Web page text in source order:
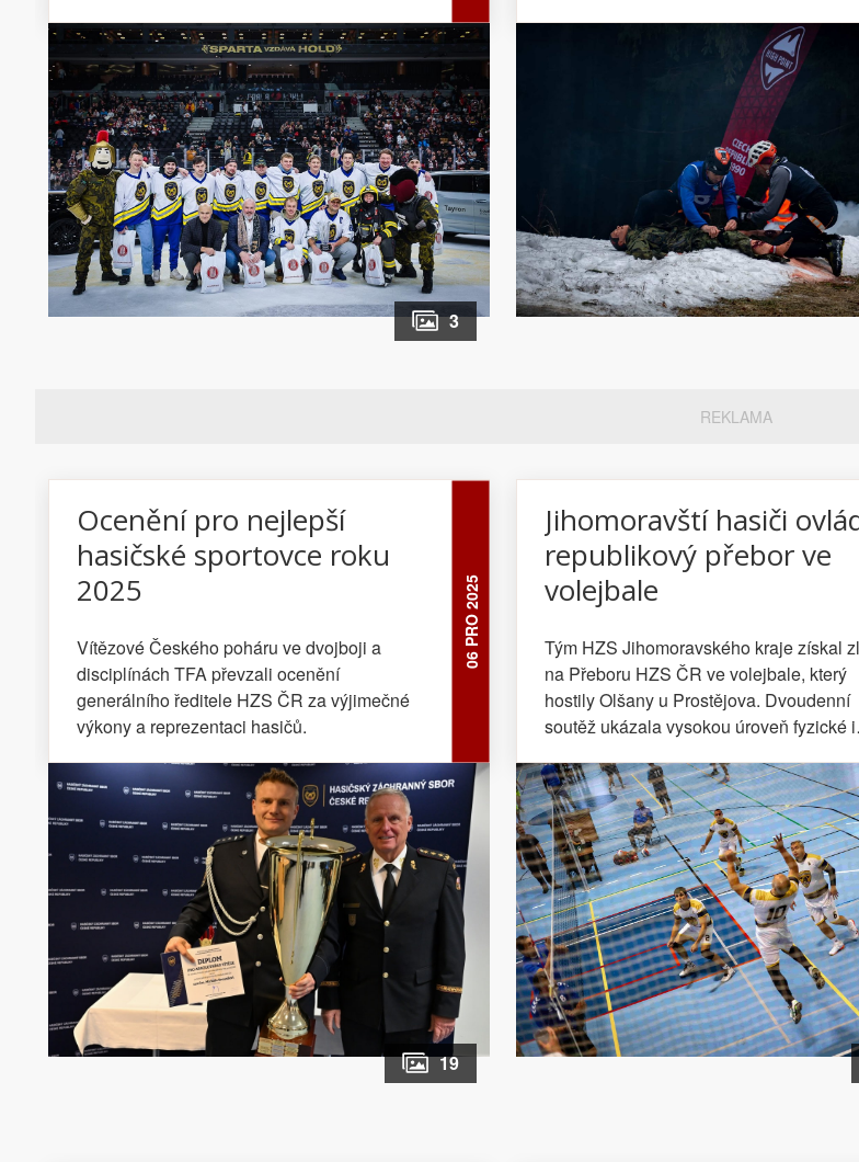
3
REKLAMA
06 PRO 2025
Ocenění pro nejlepší
hasičské sportovce roku
2025
Vítězové Českého poháru ve dvojboji a
disciplínách TFA převzali ocenění
generálního ředitele HZS ČR za výjimečné
výkony a reprezentaci hasičů.
19
Jihomoravští hasiči
republikový přebor ve
volejbale
Tým HZS Jihomoravského kraje získal
na Přeboru HZS ČR ve volejbale, který
hostily Olšany u Prostějova. Dvoudenní
soutěž ukázala vysokou úroveň fyzické i